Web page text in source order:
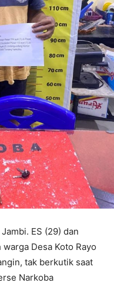
Jambi. ES (29) dan
Desa Koto Rayo
tak berkutik saat
Narkoba